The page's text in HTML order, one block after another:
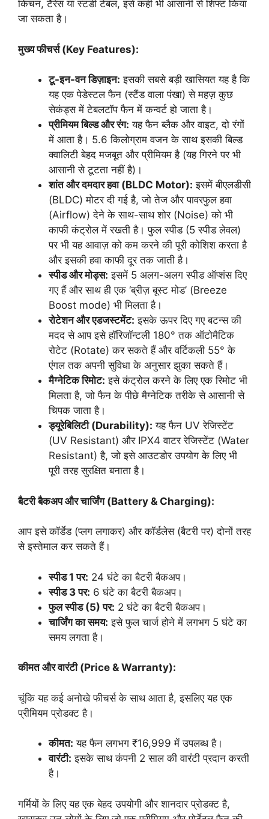
किचन, टैरेस या स्टडी टेबल, इसे कहीं भी आसानी से शिफ्ट किया
जा सकता है।
मुख्य फीचर्स (Key Features):
टू-इन-वन डिज़ाइन: इसकी सबसे बड़ी खासियत यह है कि
यह एक पेडेस्टल फैन (स्टैंड वाला पंखा) से महज़ कुछ
सेकंड्स में टेबलटॉप फैन में कन्वर्ट हो जाता है।
प्रीमियम बिल्ड और रंग: यह फैन ब्लैक और वाइट, दो रंगों
में आता है। 5.6 किलोग्राम वजन के साथ इसकी बिल्ड
क्वालिटी बेहद मजबूत और प्रीमियम है (यह गिरने पर भी
आसानी से टूटता नहीं है)।
शांत और दमदार हवा (BLDC Motor): इसमें बीएलडीसी
(BLDC) मोटर दी गई है, जो तेज और पावरफुल हवा
(Airflow) देने के साथ-साथ शोर (Noise) को भी
काफी कंट्रोल में रखती है। फुल स्पीड (5 स्पीड लेवल)
पर भी यह आवाज़ को कम करने की पूरी कोशिश करता है
और इसकी हवा काफी दूर तक जाती है।
स्पीड और मोड्स: इसमें 5 अलग-अलग स्पीड ऑप्शंस दिए
गए हैं और साथ ही एक ‘ब्रीज़ बूस्ट मोड’ (Breeze
Boost mode) भी मिलता है।
रोटेशन और एडजस्टमेंट: इसके ऊपर दिए गए बटन्स की
मदद से आप इसे हॉरिजॉन्टली 180° तक ऑटोमैटिक
रोटेट (Rotate) कर सकते हैं और वर्टिकली 55° के
एंगल तक अपनी सुविधा के अनुसार झुका सकते हैं।
मैग्नेटिक रिमोट: इसे कंट्रोल करने के लिए एक रिमोट भी
मिलता है, जो फैन के पीछे मैग्नेटिक तरीके से आसानी से
चिपक जाता है।
ड्यूरेबिलिटी (Durability): यह फैन UV रेजिस्टेंट
(UV Resistant) और IPX4 वाटर रेजिस्टेंट (Water
Resistant) है, जो इसे आउटडोर उपयोग के लिए भी
पूरी तरह सुरक्षित बनाता है।
बैटरी बैकअप और चार्जिंग (Battery & Charging):
आप इसे कॉर्डेड (प्लग लगाकर) और कॉर्डलेस (बैटरी पर) दोनों तरह
से इस्तेमाल कर सकते हैं।
स्पीड 1 पर: 24 घंटे का बैटरी बैकअप।
स्पीड 3 पर: 6 घंटे का बैटरी बैकअप।
फुल स्पीड (5) पर: 2 घंटे का बैटरी बैकअप।
चार्जिंग का समय: इसे फुल चार्ज होने में लगभग 5 घंटे का
समय लगता है।
कीमत और वारंटी (Price & Warranty):
चूंकि यह कई अनोखे फीचर्स के साथ आता है, इसलिए यह एक
प्रीमियम प्रोडक्ट है।
कीमत: यह फैन लगभग ₹16,999 में उपलब्ध है।
वारंटी: इसके साथ कंपनी 2 साल की वारंटी प्रदान करती
है।
गर्मियों के लिए यह एक बेहद उपयोगी और शानदार प्रोडक्ट है,